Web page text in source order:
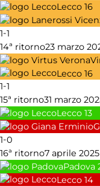
Lecco 16
1-1
14ª ritorno23 marzo
Lecco 16
1-1
15ª ritorno31 marzo
Lecco 13
1-0
16ª ritorno7 aprile 2025
Padova
Lecco 14